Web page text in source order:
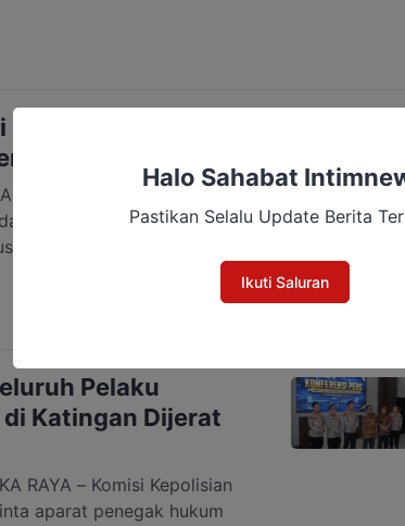
satu motor
Hal itu disampaikannya
Pengurus KADIN
Jumat, 10 Juli 2026 […]
Dekranas,
Naik Kelas
– Ketua Dewan Kerajinan
Kalimantan Tengah
Sabran, menghadiri
(HUT) ke-46 Dewan
di Trans Studio Makassar,
2026. Peringatan HUT
dan dihadiri Ketua Dewan
Pelaku
Katingan Dijerat
RAYA – Komisi Kepolisian
aparat penegak hukum
Halo Sahabat
Pastikan Selalu Update Berita
Ikuti Saluran